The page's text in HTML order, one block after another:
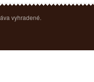
vyhradené.